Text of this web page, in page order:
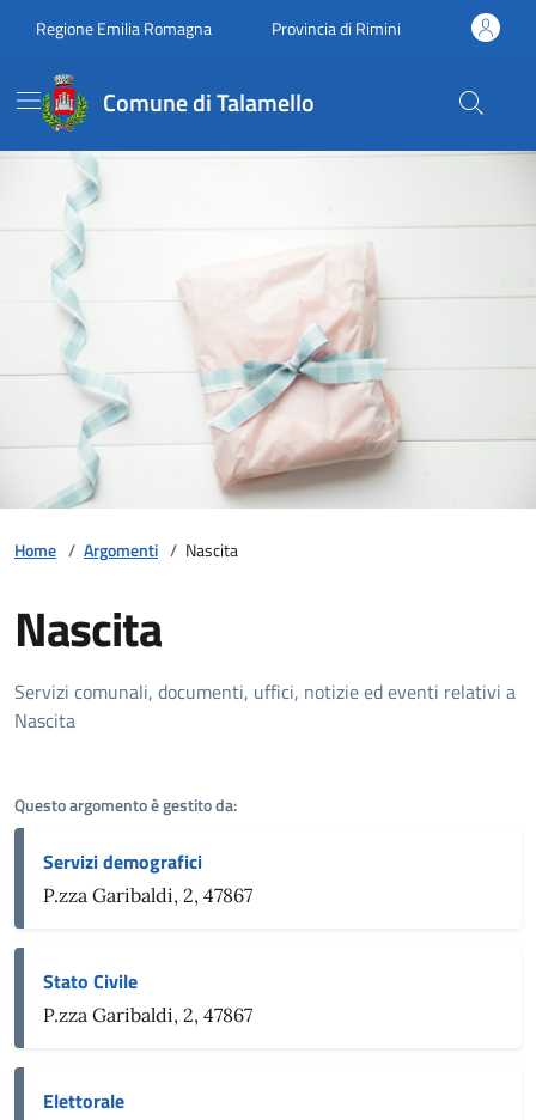
Regione Emilia Romagna Provincia di Rimini
Comune di Talamello
Home / Argomenti / Nascita
Nascita
Dettagli della notizia
Servizi comunali, documenti, uffici, notizie ed eventi relativi a
Nascita
Questo argomento è gestito da:
Servizi demografici
P.zza Garibaldi, 2, 47867
Stato Civile
P.zza Garibaldi, 2, 47867
Elettorale